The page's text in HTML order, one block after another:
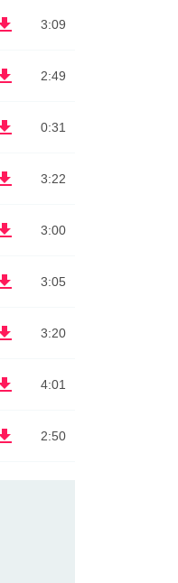
3:09
2:49
0:31
3:22
3:00
3:05
3:20
4:01
2:50